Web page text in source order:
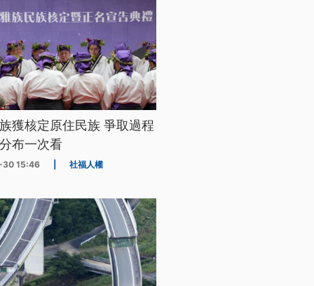
獲核定原住民族 爭取過程
布一次看
15:46 社福人權